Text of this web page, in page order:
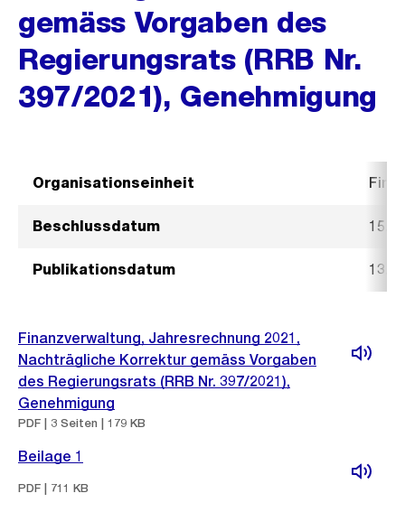
gemäss Vorgaben des
Regierungsrats (RRB Nr.
397/2021), Genehmigung
Organisationseinheit
Beschlussdatum 15.
Publikationsdatum 13.
Finanzverwaltung, Jahresrechnung 2021,
Nachträgliche Korrektur gemäss Vorgaben
des Regierungsrats (RRB Nr. 397/2021),
Genehmigung
PDF | 3 Seiten | 179 KB
Beilage 1
PDF | 711 KB